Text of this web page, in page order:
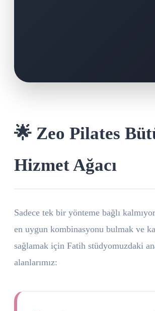
🌟 Zeo Pilates
Hizmet Ağacı
Sadece tek bir yönteme bağlı
en uygun kombinasyonu bulmak ve
sağlamak için Fatih stüdyomuzdaki
alanlarımız: